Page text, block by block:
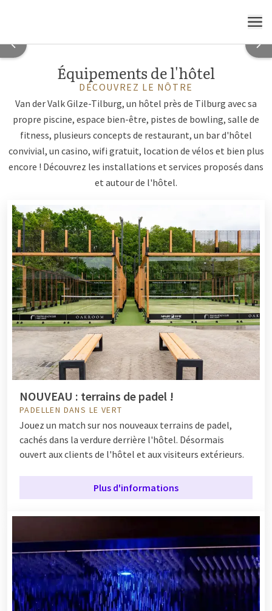
MENU
Équipements de l'hôtel
DÉCOUVREZ LE NÔTRE
Van der Valk Gilze-Tilburg, un hôtel près de Tilburg avec sa
propre piscine, espace bien-être, pistes de bowling, salle de
fitness, plusieurs concepts de restaurant, un bar d'hôtel
convivial, un casino, wifi gratuit, location de vélos et bien plus
encore ! Découvrez les installations et services proposés dans
et autour de l'hôtel.
NOUVEAU : terrains de padel !
PADELLEN DANS LE VERT
Jouez un match sur nos nouveaux terrains de padel,
cachés dans la verdure derrière l'hôtel. Désormais
ouvert aux clients de l'hôtel et aux visiteurs extérieurs.
Plus d'informations